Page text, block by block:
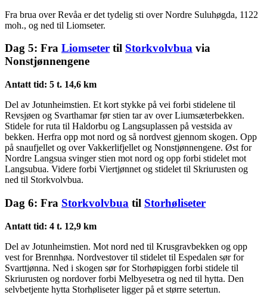
Fra brua over Revåa er det tydelig sti over Nordre Suluhøgda, 1122
moh., og ned til Liomseter.
Dag 5: Fra Liomseter til Storkvolvbua via
Nonstjønnengene
Antatt tid: 5 t. 14,6 km
Del av Jotunheimstien. Et kort stykke på vei forbi stidelene til
Revsjøen og Svarthamar før stien tar av over Liumsæterbekken.
Stidele for ruta til Haldorbu og Langsuplassen på vestsida av
bekken. Herfra opp mot nord og så nordvest gjennom skogen. Opp
på snaufjellet og over Vakkerlifjellet og Nonstjønnengene. Øst for
Nordre Langsua svinger stien mot nord og opp forbi stidelet mot
Langsubua. Videre forbi Viertjønnet og stidelet til Skriurusten og
ned til Storkvolvbua.
Dag 6: Fra Storkvolvbua til Storhøliseter
Antatt tid: 4 t. 12,9 km
Del av Jotunheimstien. Mot nord ned til Krusgravbekken og opp
vest for Brennhøa. Nordvestover til stidelet til Espedalen sør for
Svarttjønna. Ned i skogen sør for Storhøpiggen forbi stidele til
Skriurusten og nordover forbi Melbyesetra og ned til hytta. Den
selvbetjente hytta Storhøliseter ligger på et større setertun.